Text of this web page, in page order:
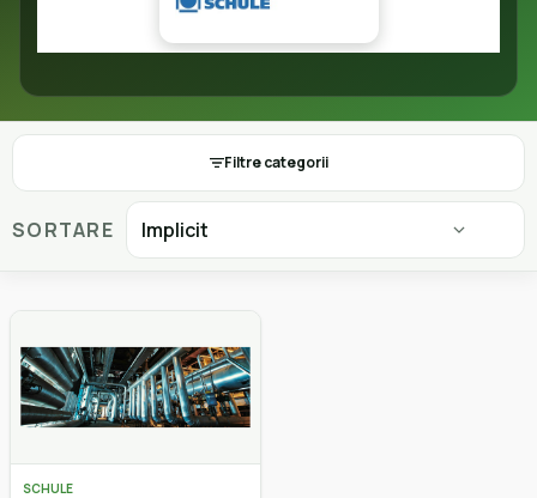
Filtre categorii
SORTARE
SCHULE